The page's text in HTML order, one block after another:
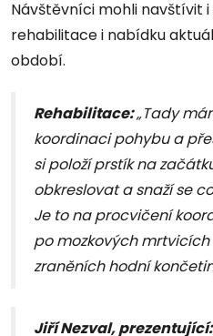
Návštěvníci mohli navštívit
rehabilitace i nabídku
období.
Rehabilitace:„Tady
koordinaci pohybu a
si položí prstík na
obkreslovat a snaží se
Je to na procvičení
po mozkových
zraněních hodní
Jiří Nezval, prezentující: